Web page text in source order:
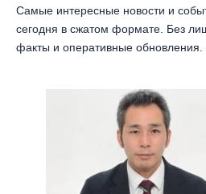
Самые интересные новости и
сегодня в сжатом формате. Без
факты и оперативные обновления.